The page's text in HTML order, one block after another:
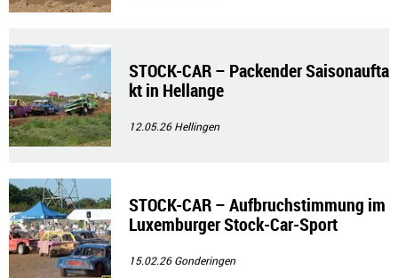
STOCK-CAR – Packender Saisonaufta
kt in Hellange
12.05.26Hellingen
STOCK-CAR – Aufbruchstimmung im
Luxemburger Stock-Car-Sport
15.02.26Gonderingen